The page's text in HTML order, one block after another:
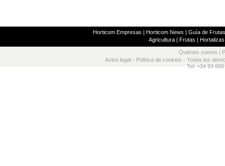
Horticom Empresas | Horticom News | Guía de
Agricultura| Frutas | Hortalizas
Quiénes somos
Aviso legal - Política de cookies - Todos los
Tel: +34 93